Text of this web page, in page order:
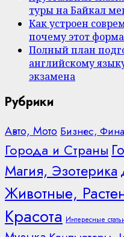
туры на Байкал
Как устроен
почему этот
Полный план
английскому
экзамена
Рубрики
Авто, МотоБизнес,
Города и Страны
Магия, Эзотерика
Животные,
Красота Интересные